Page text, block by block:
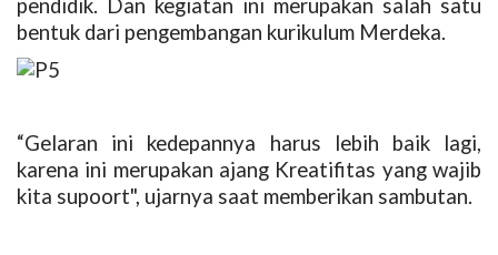
pendidik. Dan kegiatan ini merupakan salah satu
bentuk dari pengembangan kurikulum Merdeka.
“Gelaran ini kedepannya harus lebih baik lagi,
karena ini merupakan ajang Kreatifitas yang wajib
kita supoort", ujarnya saat memberikan sambutan.